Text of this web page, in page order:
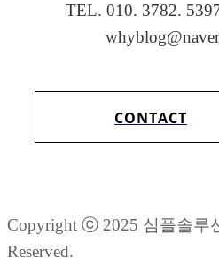
TEL. 010. 3782.
CONTACT
Copyright ⓒ 2025 심플솔루
Reserved.